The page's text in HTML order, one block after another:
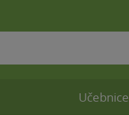
Učebnice